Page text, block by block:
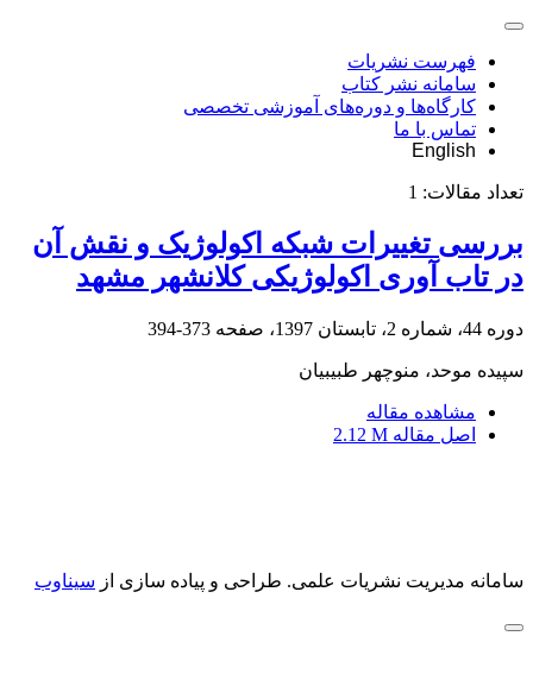
فهرست نشریات
سامانه نشر کتاب
کارگاه‌ها و دوره‌های آموزشی تخصصی
تماس با ما
English
تعداد مقالات: 1
بررسی تغییرات شبکه اکولوژیک و نقش آن
در تاب آوری اکولوژیکی کلانشهر مشهد
دوره 44، شماره 2، تابستان 1397، صفحه 373-394
سپیده موحد، منوچهر طبیبیان
مشاهده مقاله
اصل مقاله 2.12 M
سامانه مدیریت نشریات علمی. طراحی و پیاده سازی از سیناوب